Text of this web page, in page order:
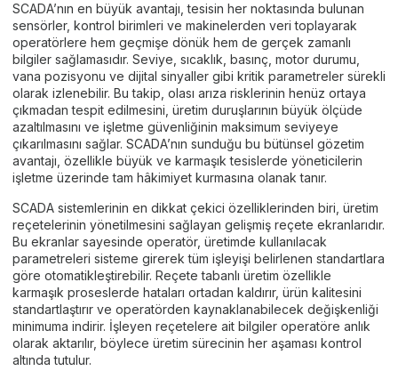
SCADA’nın en büyük avantajı, tesisin her noktasında bulunan
sensörler, kontrol birimleri ve makinelerden veri toplayarak
operatörlere hem geçmişe dönük hem de gerçek zamanlı
bilgiler sağlamasıdır. Seviye, sıcaklık, basınç, motor durumu,
vana pozisyonu ve dijital sinyaller gibi kritik parametreler sürekli
olarak izlenebilir. Bu takip, olası arıza risklerinin henüz ortaya
çıkmadan tespit edilmesini, üretim duruşlarının büyük ölçüde
azaltılmasını ve işletme güvenliğinin maksimum seviyeye
çıkarılmasını sağlar. SCADA’nın sunduğu bu bütünsel gözetim
avantajı, özellikle büyük ve karmaşık tesislerde yöneticilerin
işletme üzerinde tam hâkimiyet kurmasına olanak tanır.
SCADA sistemlerinin en dikkat çekici özelliklerinden biri, üretim
reçetelerinin yönetilmesini sağlayan gelişmiş reçete ekranlarıdır.
Bu ekranlar sayesinde operatör, üretimde kullanılacak
parametreleri sisteme girerek tüm işleyişi belirlenen standartlara
göre otomatikleştirebilir. Reçete tabanlı üretim özellikle
karmaşık proseslerde hataları ortadan kaldırır, ürün kalitesini
standartlaştırır ve operatörden kaynaklanabilecek değişkenliği
minimuma indirir. İşleyen reçetelere ait bilgiler operatöre anlık
olarak aktarılır, böylece üretim sürecinin her aşaması kontrol
altında tutulur.